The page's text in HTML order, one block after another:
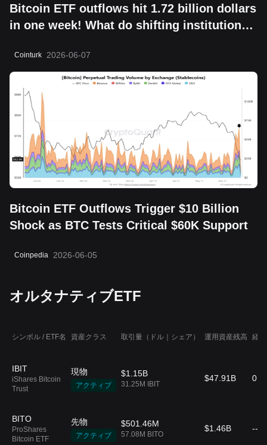
Bitcoin ETF outflows hit 1.72 billion dollars
in one week! What do shifting institutional
Cointurk 2026-06-07
Bitcoin ETF Outflows Trigger $10 Billion
Shock as BTC Tests Critical $60K Support
Coinpedia 2026-06-05
オルタナティブETF
シンボル / ETF名 資産クラス 取引量（ドル｜シェア） 運用資産残高 経
IBIT
iShares Bitcoin
Trust
現物
アクティブ
$1.15B
31.25M IBIT
$47.91B
BITO
ProShares
Bitcoin ETF
先物
アクティブ
$501.46M
57.08M BITO
$1.46B --